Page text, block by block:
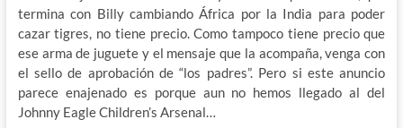
termina con Billy cambiando África por la India para poder
cazar tigres, no tiene precio. Como tampoco tiene precio que
ese arma de juguete y el mensaje que la acompaña, venga con
el sello de aprobación de “los padres”. Pero si este anuncio
parece enajenado es porque aun no hemos llegado al del
Johnny Eagle Children’s Arsenal…